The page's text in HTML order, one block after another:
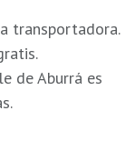
transportadora.
de Aburrá es